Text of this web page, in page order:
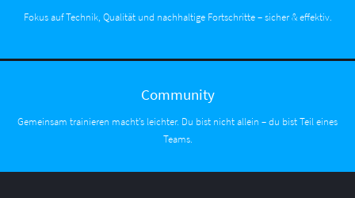
Fokus auf Technik, Qualität und nachhaltige Fortschritte – sicher & effektiv.
Community
Gemeinsam trainieren macht’s leichter. Du bist nicht allein – du bist Teil eines
Teams.